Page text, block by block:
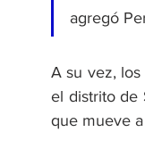
agregó
A su vez,
el distrito de
que mueve